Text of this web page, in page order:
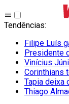
Tendências:
Filipe Luís
Presidente
Vinícius
Corinthians
Tapia deixa
Thiago